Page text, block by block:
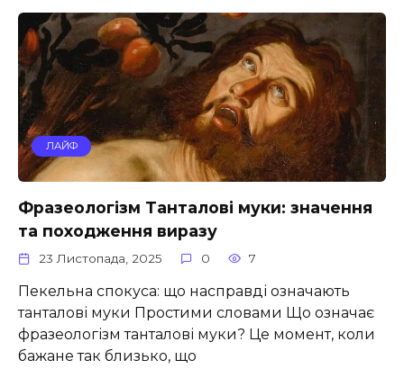
ЛАЙФ
Фразеологізм Танталові муки: значення
та походження виразу
23 Листопада, 2025 0 7
Пекельна спокуса: що насправді означають
танталові муки Простими словами Що означає
фразеологізм танталові муки? Це момент, коли
бажане так близько, що